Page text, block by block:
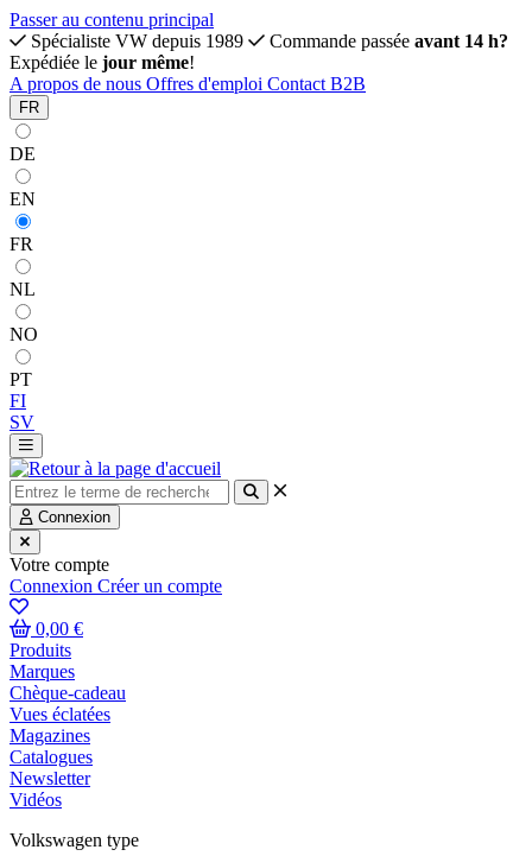
Passer au contenu principal
Spécialiste VW depuis 1989
Commande passée avant 14 h?
Expédiée le jour même!
A propos de nous Offres d'emploi Contact B2B
FR
DE
EN
FR
NL
NO
PT
FI
SV
Connexion
Votre compte
Connexion Créer un compte
0,00 €
Produits
Marques
Chèque-cadeau
Vues éclatées
Magazines
Catalogues
Newsletter
Vidéos
Volkswagen type